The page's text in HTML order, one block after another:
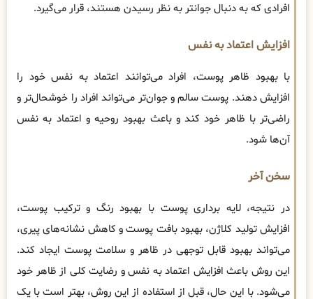
افرادی که به دنبال جوانتر به نظر رسیدن هستند، قرار می‌گیرد.
افزایش اعتماد به نفس
با بهبود ظاهر پوست، افراد می‌توانند اعتماد به نفس خود را
افزایش دهند. پوست سالم و جوان‌تر می‌تواند افراد را خوشحال‌تر و
راضی‌تر با ظاهر خود کند و باعث بهبود روحیه و اعتماد به نفس
آن‌ها شود.
سخن آخر
در نتیجه، لایه برداری پوست با بهبود رنگ و ترکیب پوست،
افزایش تولید کلاژن، بهبود بافت پوست و کاهش نشانه‌های پیری،
می‌تواند بهبود قابل توجهی در ظاهر و سلامت پوست ایجاد کند.
این روش باعث افزایش اعتماد به نفس و رضایت کلی از ظاهر خود
می‌شود. با این حال، قبل از استفاده از این روش، بهتر است با یک